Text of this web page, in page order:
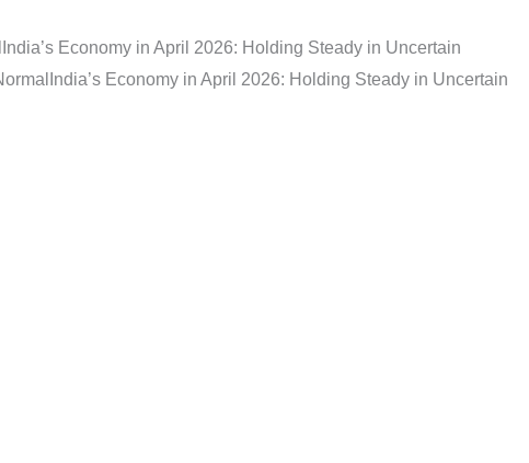
India’s Economy in April 2026: Holding Steady in Uncertain
India’s Economy in April 2026: Holding Steady in Uncertain